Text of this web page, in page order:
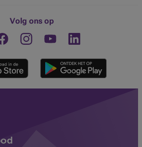
Volg ons op
InstagramOntdek ons YouTube-kanaal
Linkedin